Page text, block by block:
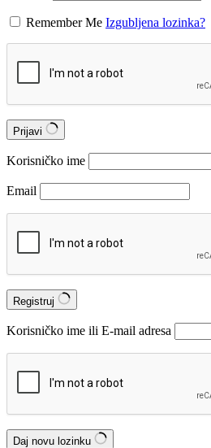
Remember Me Izgubljena lozinka?
Prijavi
Korisničko ime
Email
Registruj
Korisničko ime ili E-mail adresa
Daj novu lozinku